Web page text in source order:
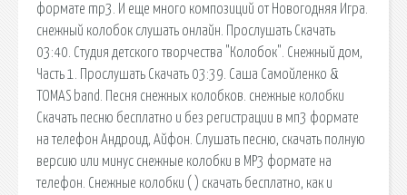
формате mp3. И еще много композиций от Новогодняя Игра.
снежный колобок слушать онлайн. Прослушать Скачать
03:40. Студия детского творчества "Колобок". Снежный дом,
Часть 1. Прослушать Скачать 03:39. Саша Самойленко &
TOMAS band. Песня снежных колобков. снежные колобки
Скачать песню бесплатно и без регистрации в мп3 формате
на телефон Андроид, Айфон. Cлушать песню, скачать полную
версию или минус снежные колобки в MP3 формате на
телефон. Снежные колобки ( ) cкачать бесплатно, как и